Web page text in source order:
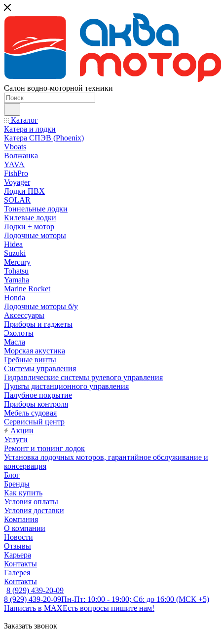
Салон водно-моторной техники
Каталог
Катера и лодки
Катера СПЭВ (Phoenix)
Vboats
Волжанка
YAVA
FishPro
Voyager
Лодки ПВХ
SOLAR
Тоннельные лодки
Килевые лодки
Лодки + мотор
Лодочные моторы
Hidea
Suzuki
Mercury
Tohatsu
Yamaha
Marine Rocket
Honda
Лодочные моторы б/у
Аксессуары
Приборы и гаджеты
Эхолоты
Масла
Морская акустика
Гребные винты
Системы управления
Гидравлические системы рулевого управления
Пульты дистанционного управления
Палубное покрытие
Приборы контроля
Мебель судовая
Сервисный центр
Акции
Услуги
Ремонт и тюнинг лодок
Установка лодочных моторов, гарантийное обслуживание и
консервация
Блог
Бренды
Как купить
Условия оплаты
Условия доставки
Компания
О компании
Новости
Отзывы
Карьера
Контакты
Галерея
Контакты
8 (929) 439-20-09
8 (929) 439-20-09Пн-Пт: 10:00 - 19:00; Сб: до 16:00 (МСК +5)
Написать в MAXЕсть вопросы пишите нам!
Заказать звонок